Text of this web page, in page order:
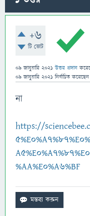
+6
টি ভোট
09 জানুয়ারি 2021 উত্তর প্রদান
09 জানুয়ারি 2021 নির্বাচিত করেছেন
না
https://
%AA%E0%A6%BF